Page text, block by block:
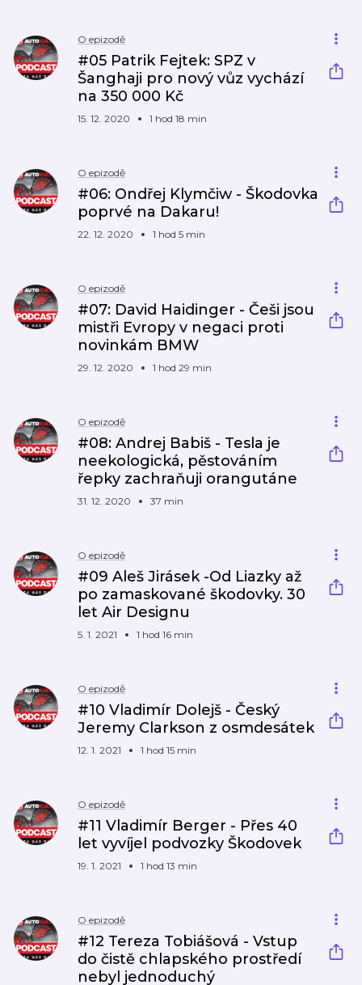
O epizodě
#05 Patrik Fejtek: SPZ v
Šanghaji pro nový vůz vychází
na 350 000 Kč
15. 12. 2020 1 hod 18 min
O epizodě
#06: Ondřej Klymčiw - Škodovka
poprvé na Dakaru!
22. 12. 2020 1 hod 5 min
O epizodě
#07: David Haidinger - Češi jsou
mistři Evropy v negaci proti
novinkám BMW
29. 12. 2020 1 hod 29 min
O epizodě
#08: Andrej Babiš - Tesla je
neekologická, pěstováním
řepky zachraňuji orangutáne
31. 12. 2020 37 min
O epizodě
#09 Aleš Jirásek -Od Liazky až
po zamaskované škodovky. 30
let Air Designu
5. 1. 2021 1 hod 16 min
O epizodě
#10 Vladimír Dolejš - Český
Jeremy Clarkson z osmdesátek
12. 1. 2021 1 hod 15 min
O epizodě
#11 Vladimír Berger - Přes 40
let vyvíjel podvozky Škodovek
19. 1. 2021 1 hod 13 min
O epizodě
#12 Tereza Tobiášová - Vstup
do čistě chlapského prostředí
nebyl jednoduchý